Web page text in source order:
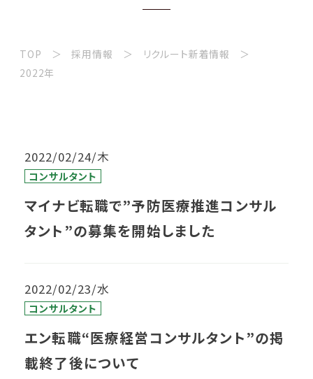
TOP 採用情報
リクルート新着情報
2022年
2022/02/24/木
コンサルタント
マイナビ転職で”予防医療推進コンサル
タント”の募集を開始しました
2022/02/23/水
コンサルタント
エン転職“医療経営コンサルタント”の掲
載終了後について